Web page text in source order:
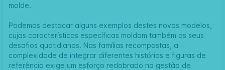
molde.
Podemos destacar alguns exemplos destes novos modelos,
cujas características específicas moldam também os seus
desafios quotidianos. Nas famílias recompostas, a
complexidade de integrar diferentes histórias e figuras de
referência exige um esforço redobrado na gestão de